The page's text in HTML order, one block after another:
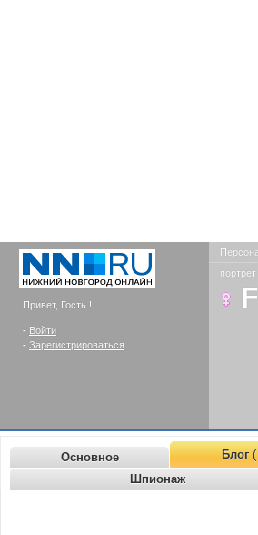
Привет, Гость !
- Войти
- Зарегистрироваться
Основное Блог(
Шпионаж